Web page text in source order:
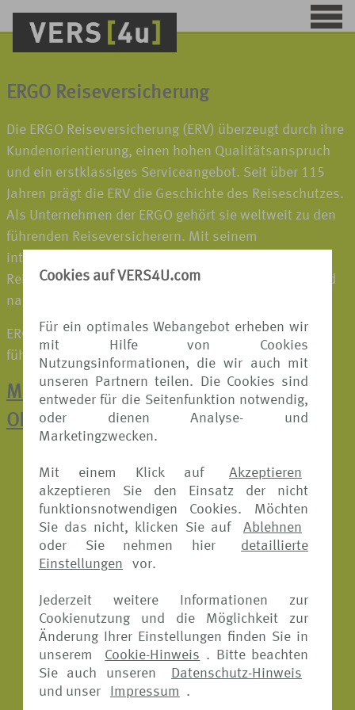
Cookies auf VERS4U.com
Für ein optimales Webangebot erheben wir
mit Hilfe von Cookies
Nutzungsinformationen, die wir auch mit
unseren Partnern teilen. Die Cookies sind
entweder für die Seitenfunktion notwendig,
oder dienen Analyse- und
Marketingzwecken.
Mit einem Klick auf
Akzeptieren
akzeptieren Sie den Einsatz der nicht
funktionsnotwendigen Cookies. Möchten
Sie das nicht, klicken Sie auf
Ablehnen
oder Sie nehmen hier
detaillierte
Einstellungen
vor.
Jederzeit weitere Informationen zur
Cookienutzung und die Möglichkeit zur
Änderung Ihrer Einstellungen finden Sie in
unserem
Cookie-Hinweis . Bitte beachten
Sie auch unseren
Datenschutz-Hinweis
und unser
Impressum .
ERGO Reiseversicherung
Die ERGO Reiseversicherung (ERV) überzeugt durch ihre
Kundenorientierung, einen hohen Qualitätsanspruch
und ein erstklassiges Serviceangebot. Seit über 115
Jahren prägt die ERV die Geschichte des Reiseschutzes.
Als Unternehmen der ERGO gehört sie weltweit zu den
führenden Reiseversicherern. Mit seinem
internationalen Netzwerk sorgt der Spezialist für
Reiseschutz dafür, dass die Kunden vor, während und
nach einer Reise optimal betreut werden.
ERGO gehört zur Munich Re, einem der weltweit
führenden Rückversicherer und Risikoträger.
Mit einem Klick zur Schadenmeldung:
ONLINE-FORMULARE